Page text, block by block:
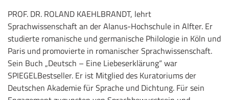
PROF. DR. ROLAND KAEHLBRANDT, lehrt
Sprachwissenschaft an der Alanus-Hochschule in Alfter. Er
studierte romanische und germanische Philologie in Köln und
Paris und promovierte in romanischer Sprachwissenschaft.
Sein Buch „Deutsch – Eine Liebeserklärung“ war
SPIEGELBestseller. Er ist Mitglied des Kuratoriums der
Deutschen Akademie für Sprache und Dichtung. Für sein